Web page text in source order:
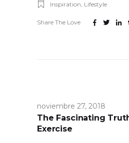
Inspiration, Lifestyle
Share The Love
noviembre 27, 2018
The Fascinating
Exercise